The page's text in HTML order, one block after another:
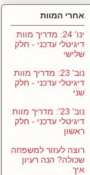
אחרי המוות
ינו' 24: מדריך מוות
דיגיטלי עדכני - חלק
שלישי
נוב' 23: מדריך מוות
דיגיטלי עדכני - חלק
שני
נוב' 23': מדריך מוות
דיגיטלי עדכני - חלק
ראשון
רוצה לעזור למשפחה
שכולה? הנה רעיון
איך